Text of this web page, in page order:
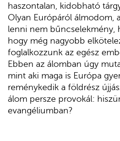
haszontalan, kidobható
Olyan Európáról álmodom,
lenni nem bűncselekmény,
hogy még nagyobb
foglalkozzunk az egész
Ebben az álomban úgy
mint aki maga is Európa
reménykedik a földrész
álom persze provokál:
evangéliumban?